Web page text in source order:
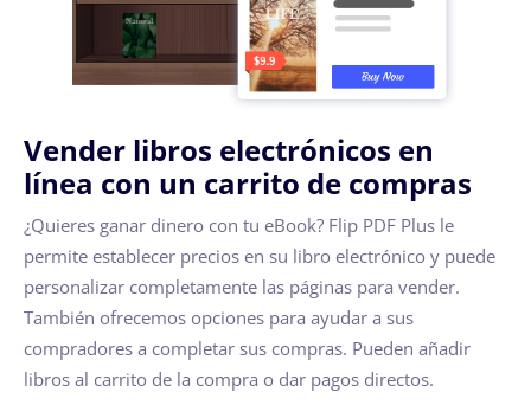
Vender libros electrónicos en
línea con un carrito de compras
¿Quieres ganar dinero con tu eBook? Flip PDF Plus le
permite establecer precios en su libro electrónico y puede
personalizar completamente las páginas para vender.
También ofrecemos opciones para ayudar a sus
compradores a completar sus compras. Pueden añadir
libros al carrito de la compra o dar pagos directos.